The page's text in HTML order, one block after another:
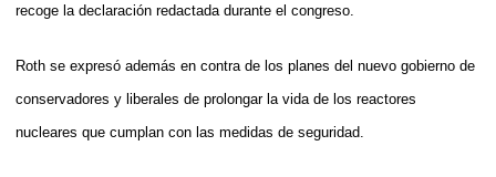
recoge la declaración redactada durante el congreso.
Roth se expresó además en contra de los planes del nuevo gobierno de
conservadores y liberales de prolongar la vida de los reactores
nucleares que cumplan con las medidas de seguridad.